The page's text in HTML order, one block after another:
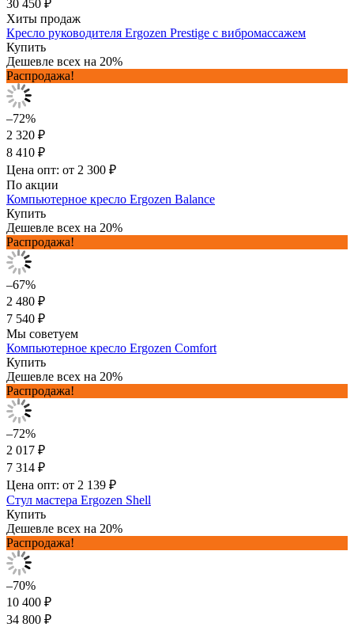
30 450 ₽
Хиты продаж
Кресло руководителя Ergozen Prestige с вибромассажем
Купить
Дешевле всех на 20%
Распродажа!
–72%
2 320 ₽
8 410 ₽
Цена опт: от 2 300 ₽
По акции
Компьютерное кресло Ergozen Balance
Купить
Дешевле всех на 20%
Распродажа!
–67%
2 480 ₽
7 540 ₽
Мы советуем
Компьютерное кресло Ergozen Comfort
Купить
Дешевле всех на 20%
Распродажа!
–72%
2 017 ₽
7 314 ₽
Цена опт: от 2 139 ₽
Стул мастера Ergozen Shell
Купить
Дешевле всех на 20%
Распродажа!
–70%
10 400 ₽
34 800 ₽